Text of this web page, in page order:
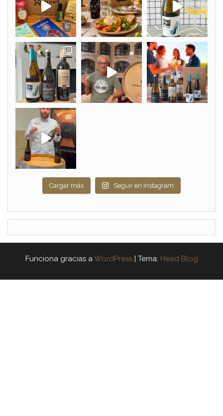
Cargar más Seguir en Instagram
Funciona gracias aWordPress | Tema: Head Blog